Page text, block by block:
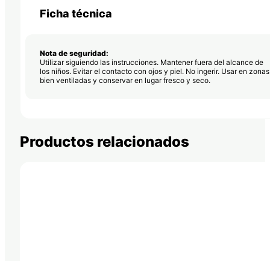
Ficha técnica
Nota de seguridad:
Utilizar siguiendo las instrucciones. Mantener fuera del alcance de
los niños. Evitar el contacto con ojos y piel. No ingerir. Usar en zonas
bien ventiladas y conservar en lugar fresco y seco.
Productos relacionados